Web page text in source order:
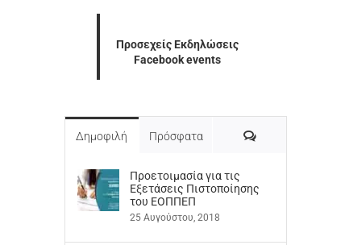
Προσεχείς Εκδηλώσεις
Facebook events
Δημοφιλή Πρόσφατα Σχόλια
Προετοιμασία για τις
Εξετάσεις Πιστοποίησης
του ΕΟΠΠΕΠ
25 Αυγούστου, 2018